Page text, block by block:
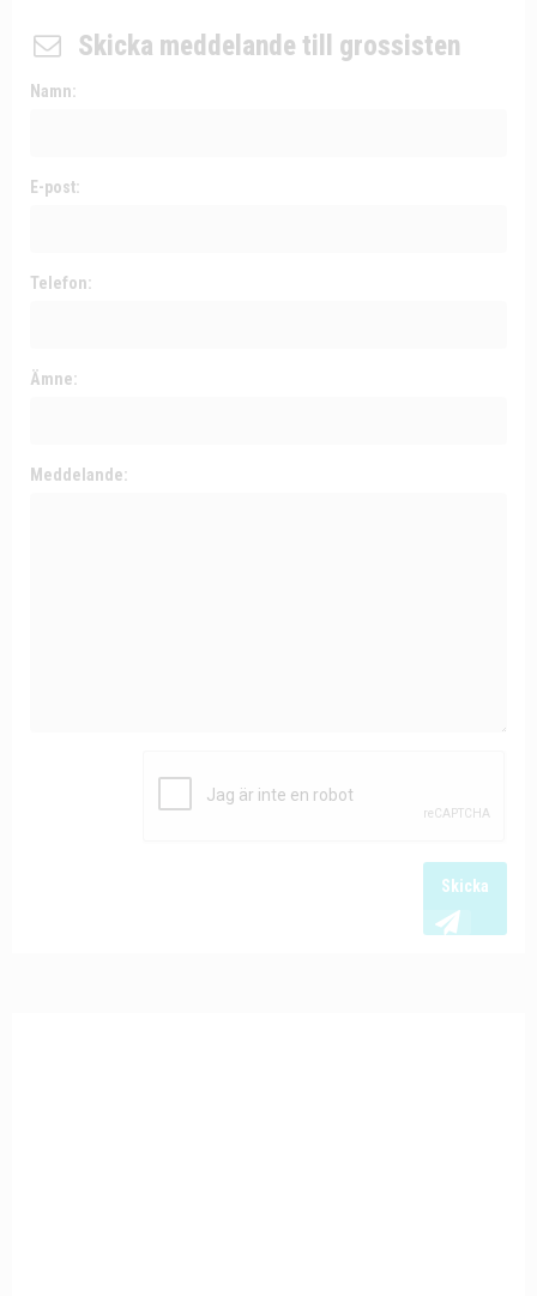
Skicka meddelande till grossisten
Namn:
E-post:
Telefon:
Ämne:
Meddelande:
Skicka